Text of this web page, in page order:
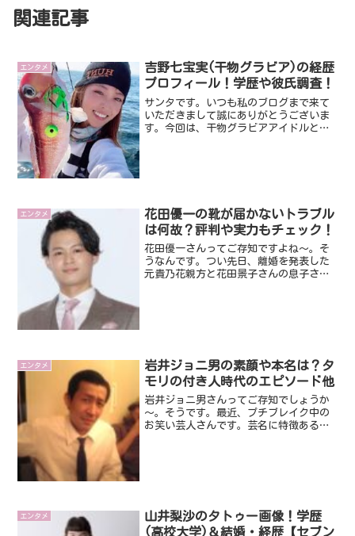
関連記事
エンタメ
吉野七宝実(干物グラビア)の経歴
プロフィール！学歴や彼氏調査！
サンタです。いつも私のブログまで来て
いただきまして誠にありがとうございま
す。今回は、干物グラビアアイドルとし
エンタメ
花田優一の靴が届かないトラブル
は何故？評判や実力もチェック！
花田優一さんってご存知ですよね～。そ
うなんです。つい先日、離婚を発表した
元貴乃花親方と花田景子さんの息子さん
エンタメ
岩井ジョニ男の素顔や本名は？タ
モリの付き人時代のエピソード他
岩井ジョニ男さんってご存知でしょうか
～。そうです。最近、プチブレイク中の
お笑い芸人さんです。芸名に特徴あるの
エンタメ
山井梨沙のタトゥー画像！学歴
(高校大学)＆結婚・経歴【セブン